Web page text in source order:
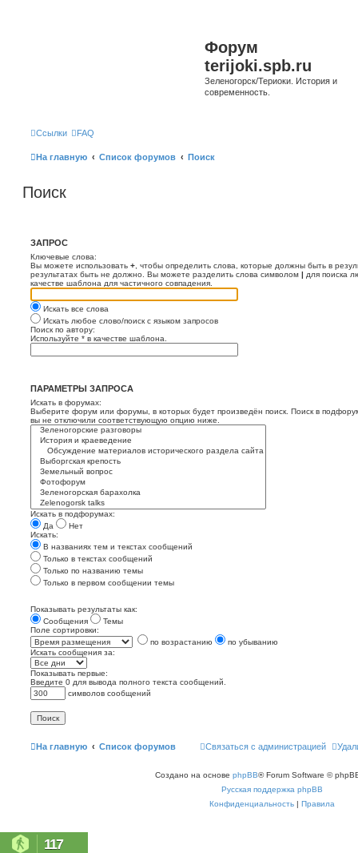
Форум
terijoki.spb.ru
Зеленогорск/Териоки. История и
современность.
Ссылки FAQ
На главную Список форумов Поиск
Поиск
ЗАПРОС
Ключевые слова:
Вы можете использовать + , чтобы определить слова, которые должны быть в
результатах быть не должно. Вы можете разделить слова символом | для поиска
качестве шаблона для частичного совпадения.
Искать все слова
Искать любое слово/поиск с языком запросов
Поиск по автору:
Используйте * в качестве шаблона.
ПАРАМЕТРЫ ЗАПРОСА
Искать в форумах:
Выберите форум или форумы, в которых будет произведён поиск. Поиск в
вы не отключили соответствующую опцию ниже.
Искать в подфорумах:
Да
Нет
Искать:
В названиях тем и текстах сообщений
Только в текстах сообщений
Только по названию темы
Только в первом сообщении темы
Показывать результаты как:
Сообщения
Темы
Поле сортировки:
по возрастанию
по убыванию
Искать сообщения за:
Показывать первые:
Введите 0 для вывода полного текста сообщений.
символов сообщений
На главную Список форумов Связаться с администрацией
Создано на основе phpBB® Forum Software ©
Русская поддержка phpBB
Конфиденциальность | Правила
117